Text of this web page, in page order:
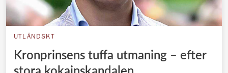
UTLÄNDSKT
Kronprinsens tuffa utmaning – efter